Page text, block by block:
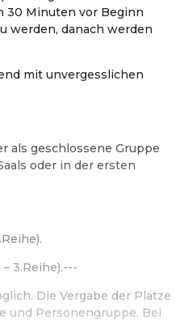
30 Minuten vor Beginn
werden, danach werden
mit unvergesslichen
als geschlossene Gruppe
oder in der ersten
3.Reihe).---
Die Vergabe der Plätze
und Personengruppe. Bei